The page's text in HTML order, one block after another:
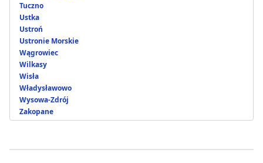
Tuczno
Ustka
Ustroń
Ustronie Morskie
Wągrowiec
Wilkasy
Wisła
Władysławowo
Wysowa-Zdrój
Zakopane